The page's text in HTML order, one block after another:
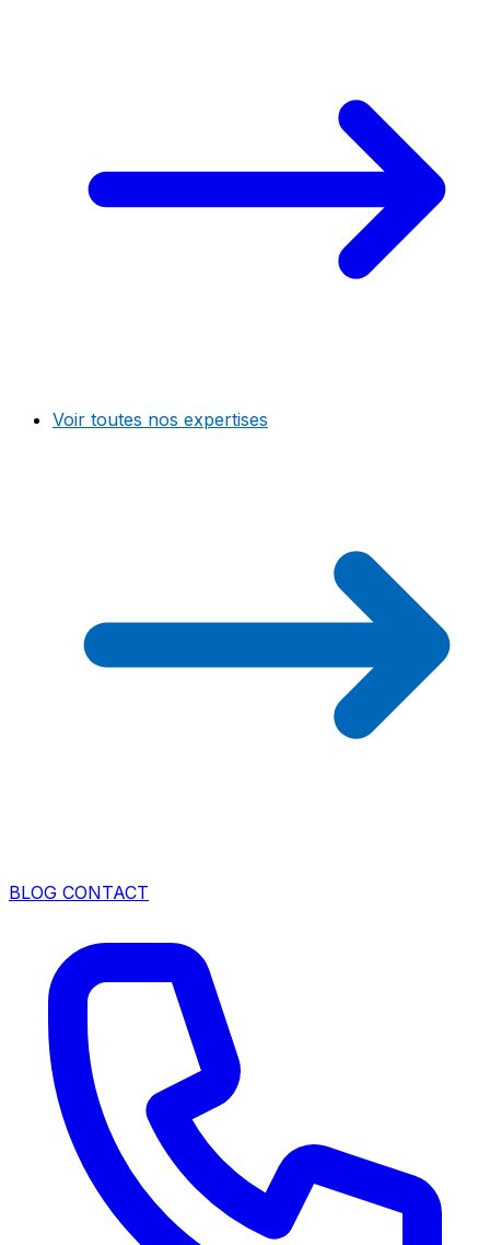
Voir toutes nos expertises
BLOG CONTACT